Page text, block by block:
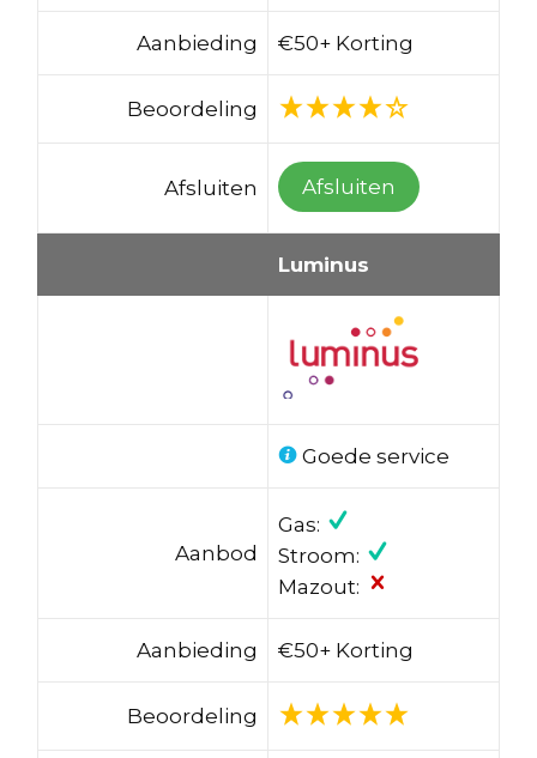
Aanbieding €50+ Korting
Beoordeling
Afsluiten Afsluiten
Luminus
Goede service
Aanbod
Gas:
Stroom:
Mazout:
Aanbieding €50+ Korting
Beoordeling